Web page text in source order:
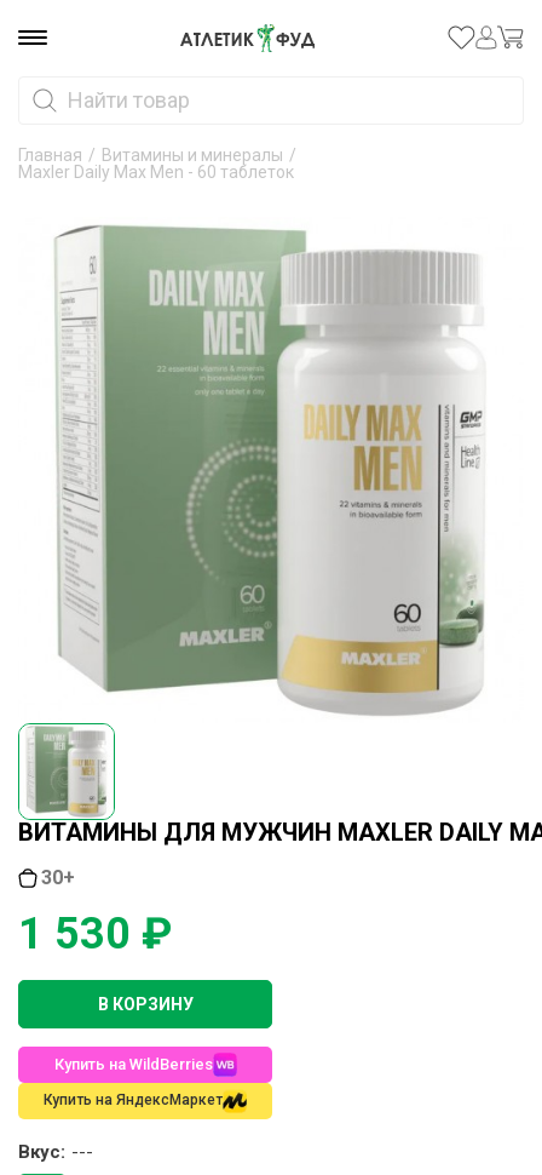
Главная / Витамины и минералы /
Maxler Daily Max Men - 60 таблеток
ВИТАМИНЫ ДЛЯ МУЖЧИН MAXLER DAILY
30+
1 530 ₽
В КОРЗИНУ
Купить на WildBerries
Купить на ЯндексМаркет
Вкус: ---